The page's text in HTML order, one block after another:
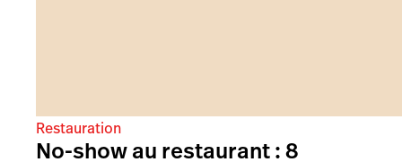
Restauration
No-show au restaurant : 8